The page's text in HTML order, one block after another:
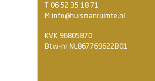
T 06 52 35 18 71
M info@huismanruimte.nl
KVK 96805870
Btw-nr NL867769622B01